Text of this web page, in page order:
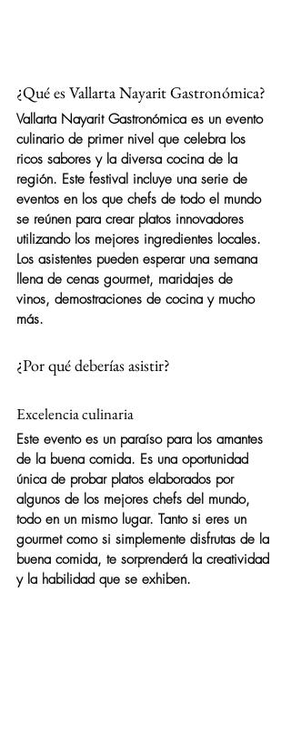
¿Qué es Vallarta Nayarit Gastronómica?
Vallarta Nayarit Gastronómica es un evento
culinario de primer nivel que celebra los
ricos sabores y la diversa cocina de la
región. Este festival incluye una serie de
eventos en los que chefs de todo el mundo
se reúnen para crear platos innovadores
utilizando los mejores ingredientes locales.
Los asistentes pueden esperar una semana
llena de cenas gourmet, maridajes de
vinos, demostraciones de cocina y mucho
más.
¿Por qué deberías asistir?
Excelencia culinaria
Este evento es un paraíso para los amantes
de la buena comida. Es una oportunidad
única de probar platos elaborados por
algunos de los mejores chefs del mundo,
todo en un mismo lugar. Tanto si eres un
gourmet como si simplemente disfrutas de la
buena comida, te sorprenderá la creatividad
y la habilidad que se exhiben.